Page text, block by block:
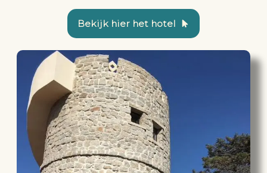
Bekijk hier het hotel